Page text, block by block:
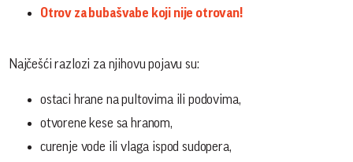
Otrov za bubašvabe koji nije otrovan!
Najčešći razlozi za njihovu pojavu su:
ostaci hrane na pultovima ili podovima,
otvorene kese sa hranom,
curenje vode ili vlaga ispod sudopera,